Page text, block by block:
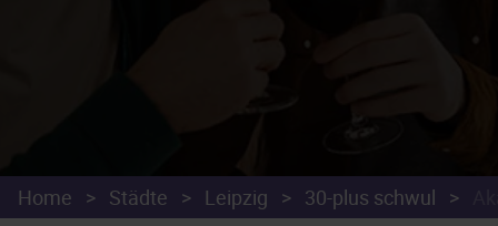
Home > Städte > Leipzig > 30-plus schwul >